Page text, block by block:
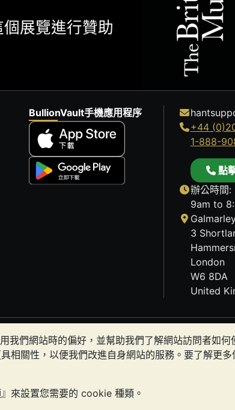
們網站時的偏好，並幫助我們了解網站訪問者如何
相關性，以便我們改進自身網站的服務。要了解更多
來設置您需要的 cookie 種類。
展覽進行贊助
BullionVault手機應用程序
+44
1-888-
點
辦公時間:
9am to
3
London
W6 8DA
United
您。